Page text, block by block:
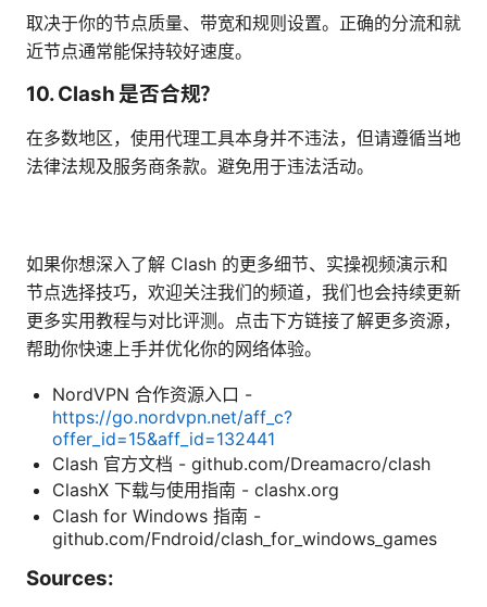
取决于你的节点质量、带宽和规则设置。正确的分流和就
近节点通常能保持较好速度。
10. Clash 是否合规？
在多数地区，使用代理工具本身并不违法，但请遵循当地
法律法规及服务商条款。避免用于违法活动。
如果你想深入了解 Clash 的更多细节、实操视频演示和
节点选择技巧，欢迎关注我们的频道，我们也会持续更新
更多实用教程与对比评测。点击下方链接了解更多资源，
帮助你快速上手并优化你的网络体验。
NordVPN 合作资源入口 -
https://go.nordvpn.net/aff_c?
offer_id=15&aff_id=132441
Clash 官方文档 - github.com/Dreamacro/clash
ClashX 下载与使用指南 - clashx.org
Clash for Windows 指南 -
github.com/Fndroid/clash_for_windows_games
Sources: